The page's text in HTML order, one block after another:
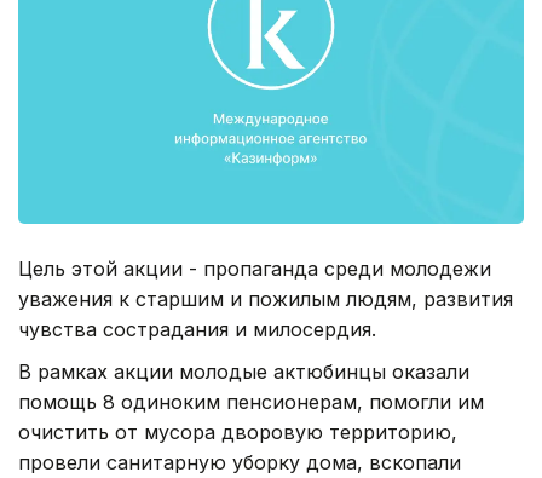
Цель этой акции - пропаганда среди молодежи
уважения к старшим и пожилым людям, развития
чувства сострадания и милосердия.
В рамках акции молодые актюбинцы оказали
помощь 8 одиноким пенсионерам, помогли им
очистить от мусора дворовую территорию,
провели санитарную уборку дома, вскопали